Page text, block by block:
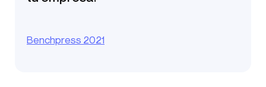
Benchpress 2021